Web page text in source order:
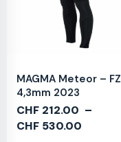
MAGMA Meteor – FZ
4,3mm 2023
CHF 212.00 –
CHF 530.00